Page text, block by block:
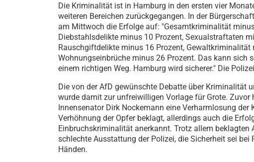
Die Kriminalität ist in Hamburg in den ersten vier
weiteren Bereichen zurückgegangen. In der
am Mittwoch die Erfolge auf: "Gesamtkriminalität
Diebstahlsdelikte minus 10 Prozent, Sexualstraftaten
Rauschgiftdelikte minus 16 Prozent, Gewaltkriminalität
Wohnungseinbrüche minus 26 Prozent. Das kann sich
einem richtigen Weg. Hamburg wird sicherer." Die
Die von der AfD gewünschte Debatte über Kriminalität
wurde damit zur unfreiwilligen Vorlage für Grote. Zuvor
Innensenator Dirk Nockemann eine Verharmlosung der
Verhöhnung der Opfer beklagt, allerdings auch die
Einbruchskriminalität anerkannt. Trotz allem beklagten
schlechte Ausstattung der Polizei, die Sicherheit sei bei
Händen.